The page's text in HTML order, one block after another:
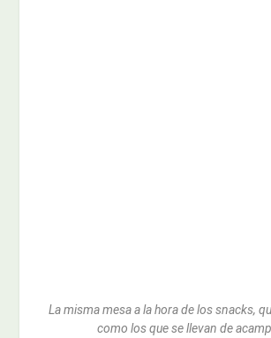
La misma mesa a la hora de los snacks,
como los que se llevan de